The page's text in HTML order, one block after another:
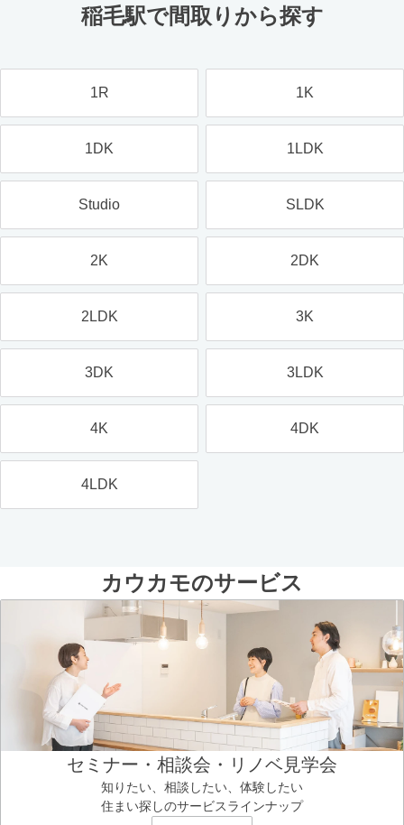
稲毛駅で間取りから探す
1R 1K
1DK 1LDK
Studio SLDK
2K 2DK
2LDK 3K
3DK 3LDK
4K 4DK
4LDK
カウカモのサービス
セミナー・相談会・リノベ見学会
知りたい、相談したい、体験したい
住まい探しのサービスラインナップ